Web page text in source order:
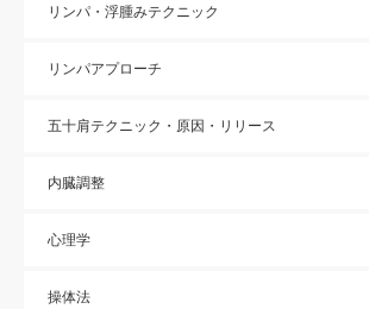
リンパ・浮腫みテクニック
リンパアプローチ
五十肩テクニック・原因・リリース
内臓調整
心理学
操体法